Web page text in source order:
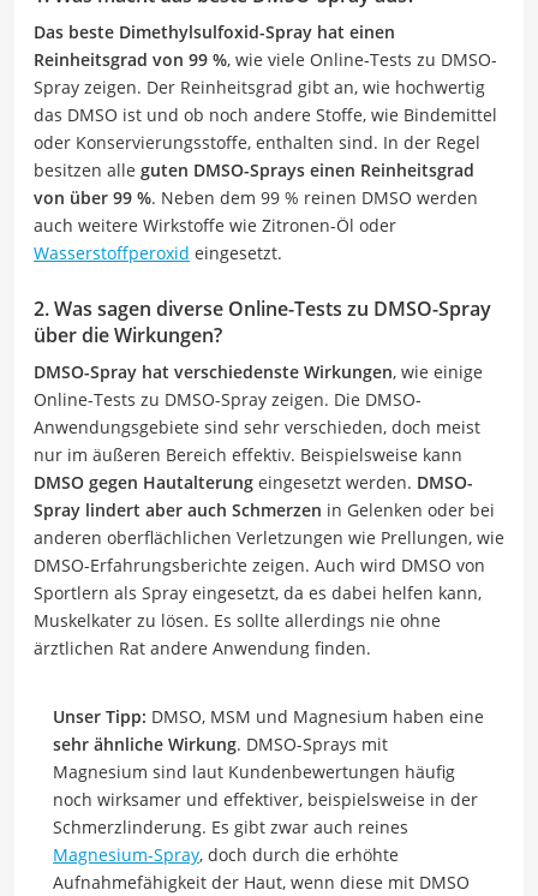
Das beste Dimethylsulfoxid-Spray hat einen
Reinheitsgrad von 99 %, wie viele Online-Tests zu DMSO-
Spray zeigen. Der Reinheitsgrad gibt an, wie hochwertig
das DMSO ist und ob noch andere Stoffe, wie Bindemittel
oder Konservierungsstoffe, enthalten sind. In der Regel
besitzen alle guten DMSO-Sprays einen Reinheitsgrad
von über 99 %. Neben dem 99 % reinen DMSO werden
auch weitere Wirkstoffe wie Zitronen-Öl oder
Wasserstoffperoxid eingesetzt.
2. Was sagen diverse Online-Tests zu DMSO-Spray
über die Wirkungen?
DMSO-Spray hat verschiedenste Wirkungen, wie einige
Online-Tests zu DMSO-Spray zeigen. Die DMSO-
Anwendungsgebiete sind sehr verschieden, doch meist
nur im äußeren Bereich effektiv. Beispielsweise kann
DMSO gegen Hautalterung eingesetzt werden. DMSO-
Spray lindert aber auch Schmerzen in Gelenken oder bei
anderen oberflächlichen Verletzungen wie Prellungen, wie
DMSO-Erfahrungsberichte zeigen. Auch wird DMSO von
Sportlern als Spray eingesetzt, da es dabei helfen kann,
Muskelkater zu lösen. Es sollte allerdings nie ohne
ärztlichen Rat andere Anwendung finden.
Unser Tipp: DMSO, MSM und Magnesium haben eine
sehr ähnliche Wirkung. DMSO-Sprays mit
Magnesium sind laut Kundenbewertungen häufig
noch wirksamer und effektiver, beispielsweise in der
Schmerzlinderung. Es gibt zwar auch reines
Magnesium-Spray, doch durch die erhöhte
Aufnahmefähigkeit der Haut, wenn diese mit DMSO